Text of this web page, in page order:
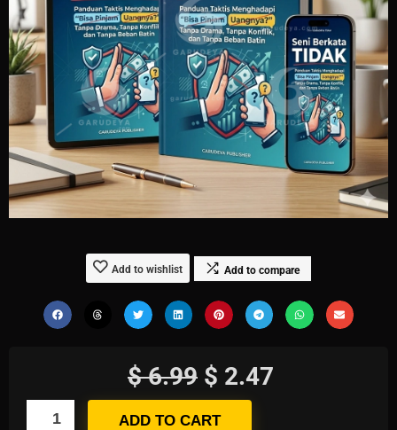
Add to wishlist Add to compare
$6.99 $ 2.47
ADD TO CART